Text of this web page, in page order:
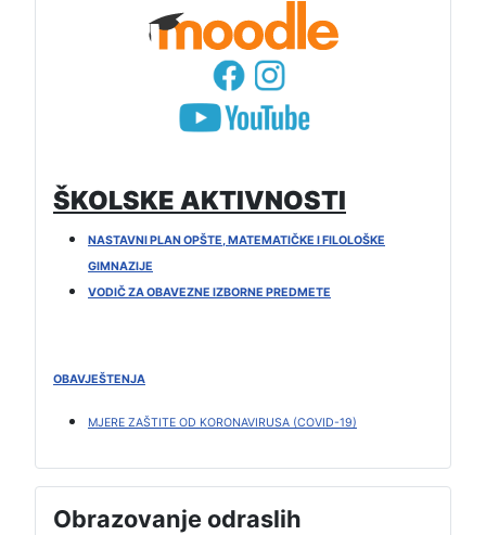
ŠKOLSKE AKTIVNOSTI
NASTAVNI PLAN OPŠTE, MATEMATIČKE I FILOLOŠKE
GIMNAZIJE
VODIČ ZA OBAVEZNE IZBORNE PREDMETE
OBAVJEŠTENJA
MJERE ZAŠTITE OD KORONAVIRUSA (COVID-19)
Obrazovanje odraslih